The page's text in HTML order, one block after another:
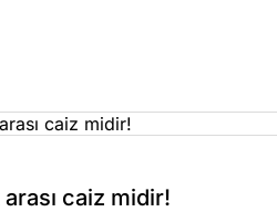
caiz midir!